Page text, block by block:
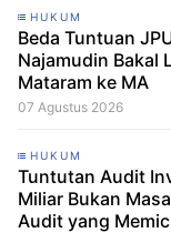
HUKUM
Beda Tuntuan
Najamudin Bakal
Mataram ke MA
07 Agustus 2026
HUKUM
Tuntutan Audit
Miliar Bukan
Audit yang